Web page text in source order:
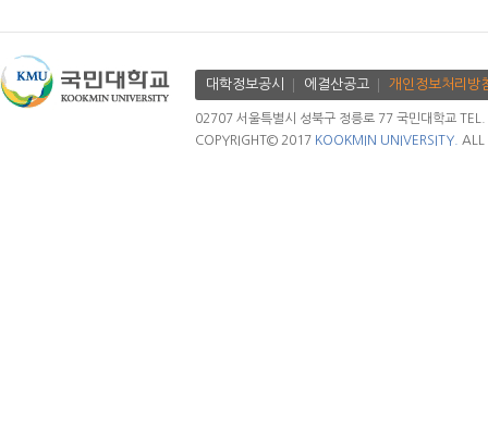
대학정보공시 에결산공고 개인정보처리방
02707 서울특별시 성북구 정릉로 77 국민대학교
COPYRIGHT© 2017 KOOKMIN UNIVERSITY. ALL